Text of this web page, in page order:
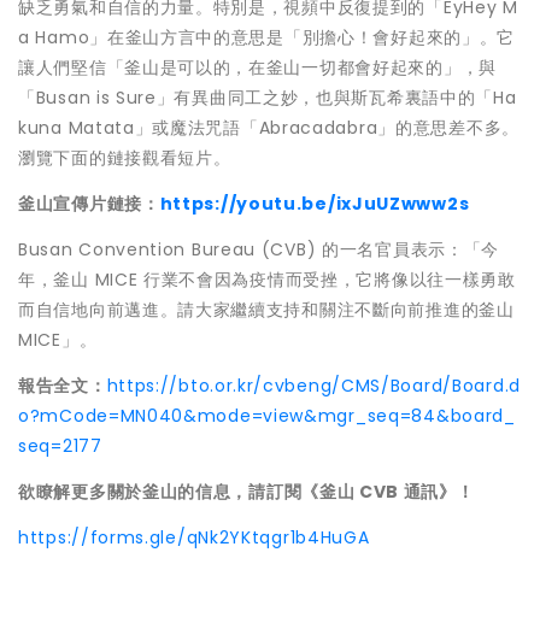
缺乏勇氣和自信的力量。特別是，視頻中反復提到的「EyHey M
a Hamo」在釜山方言中的意思是「別擔心！會好起來的」。它
讓人們堅信「釜山是可以的，在釜山一切都會好起來的」，與
「Busan is Sure」有異曲同工之妙，也與斯瓦希裏語中的「Ha
kuna Matata」或魔法咒語「Abracadabra」的意思差不多。
瀏覽下面的鏈接觀看短片。
釜山宣傳片鏈接： https://youtu.be/ixJuUZwww2s
Busan Convention Bureau (CVB) 的一名官員表示：「今
年，釜山 MICE 行業不會因為疫情而受挫，它將像以往一樣勇敢
而自信地向前邁進。請大家繼續支持和關注不斷向前推進的釜山
MICE」。
報告全文： https://bto.or.kr/cvbeng/CMS/Board/Board.d
o?mCode=MN040&mode=view&mgr_seq=84&board_
seq=2177
欲瞭解更多關於釜山的信息，請訂閱《釜山 CVB 通訊》！
https://forms.gle/qNk2YKtqgr1b4HuGA